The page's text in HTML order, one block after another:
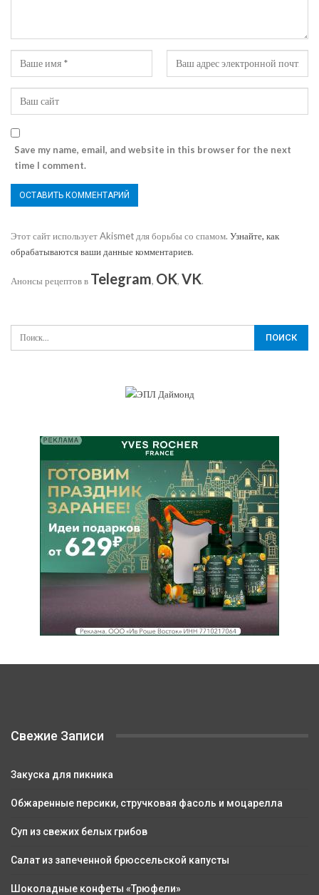
Save my name, email, and website in this browser for the next
time I comment.
Этот сайт использует Akismet для борьбы со спамом. Узнайте, как
обрабатываются ваши данные комментариев.
Анонсы рецептов в Telegram, OK, VK.
Свежие Записи
Закуска для пикника
Обжаренные персики, стручковая фасоль и моцарелла
Суп из свежих белых грибов
Салат из запеченной брюссельской капусты
Шоколадные конфеты «Трюфели»